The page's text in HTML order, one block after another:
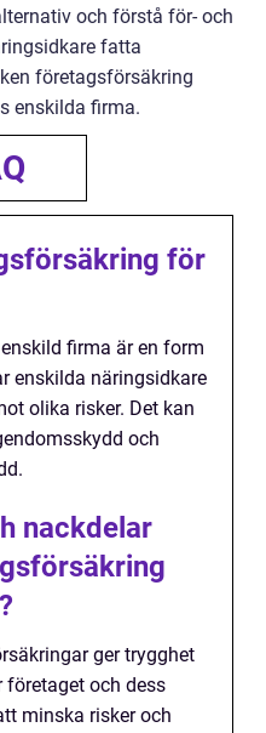
och förstå för- och
fatta
företagsförsäkring
enskilda firma.
för
firma är en form
enskilda näringsidkare
olika risker. Det kan
och
nackdelar
ger trygghet
och dess
minska risker och